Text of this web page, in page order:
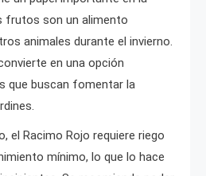
frutos son un alimento
animales durante el invierno.
en una opción
que buscan fomentar la
el Racimo Rojo requiere riego
mínimo, lo que lo hace